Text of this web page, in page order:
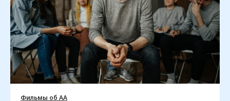
Фильмы об АА
Мы будем рады вам помочь
в выздоровлении от алкоголизма
Найти группу